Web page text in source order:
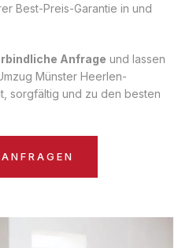
Best-Preis-Garantie in und
Anfrage und lassen
Münster Heerlen-
sorgfältig und zu den besten